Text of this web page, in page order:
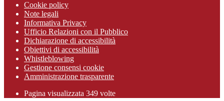
Cookie policy
Note legali
Informativa Privacy
Ufficio Relazioni con il Pubblico
Dichiarazione di accessibilità
Obiettivi di accessibilità
Whistleblowing
Gestione consensi cookie
Amministrazione trasparente
Pagina visualizzata 349 volte